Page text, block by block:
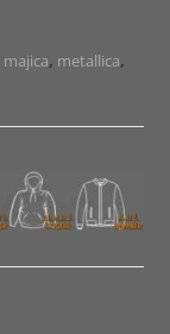
majica, metallica,